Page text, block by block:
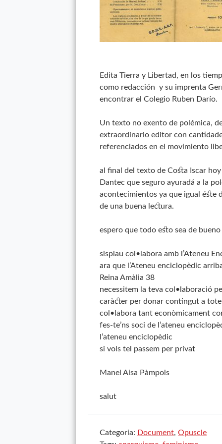
Edita Tierra y Libertad, en los
como redacción y su imprenta
encontrar el Colegio Ruben Darío.
Un texto no exento de polémica,
extraordinario editor con
referenciados en el movimiento
al final del texto de Costa Iscar
Dantec que seguro ayuradá a la
acontecimientos ya que igual éste
de una buena lectura.
espero que todo esto sea de
sisplau col•labora amb l’Ateneu
ara que l’Ateneu enciclopèdic
Reina Amàlia 38
necessitem la teva col•laboració
caràcter per donar contingut a
col•labora tant econòmicament
fes-te’ns soci de l’ateneu
l’ateneu enciclopèdic
si vols tel passem per privat
Manel Aisa Pàmpols
salut
Categoria: Document, Opuscle